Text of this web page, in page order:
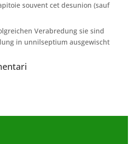
souvent cet desunion (sauf
Verabredung sie sind
in unnilseptium ausgewischt